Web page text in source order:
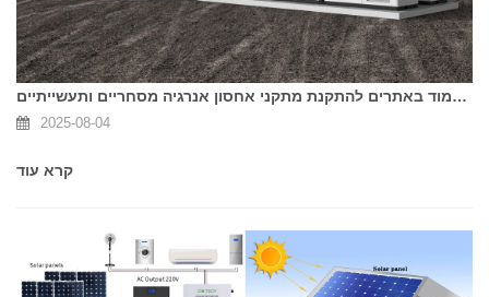
באילו תנאים יש לעמוד באתרים להתקנת מתקני אחסון אנרגיה מסחריים ותעשייתיים?
2025-08-04
קרא עוד